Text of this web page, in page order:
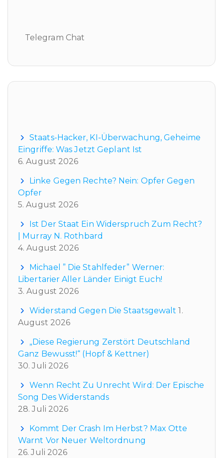
Telegram Chat
Staats-Hacker, KI-Überwachung, Geheime
Eingriffe: Was Jetzt Geplant Ist
6. August 2026
Linke Gegen Rechte? Nein: Opfer Gegen
Opfer
5. August 2026
Ist Der Staat Ein Widerspruch Zum Recht?
| Murray N. Rothbard
4. August 2026
Michael ” Die Stahlfeder” Werner:
Libertarier Aller Länder Einigt Euch!
3. August 2026
Widerstand Gegen Die Staatsgewalt 1.
August 2026
„Diese Regierung Zerstört Deutschland
Ganz Bewusst!“ (Hopf & Kettner)
30. Juli 2026
Wenn Recht Zu Unrecht Wird: Der Epische
Song Des Widerstands
28. Juli 2026
Kommt Der Crash Im Herbst? Max Otte
Warnt Vor Neuer Weltordnung
26. Juli 2026